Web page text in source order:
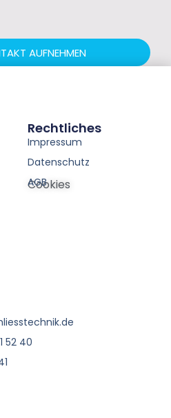
KONTAKT AUFNEHMEN
52 40
Rechtliches
Impressum
Datenschutz
AGB
Cookies